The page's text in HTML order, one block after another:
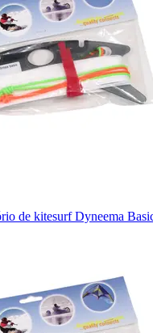
de kitesurf Dyneema